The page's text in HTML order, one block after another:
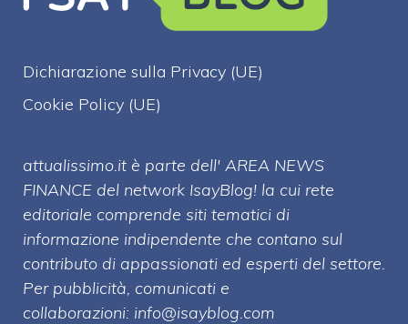
Dichiarazione sulla Privacy (UE)
Cookie Policy (UE)
attualissimo.it è parte dell' AREA NEWS
FINANCE del network IsayBlog! la cui rete
editoriale comprende siti tematici di
informazione indipendente che contano sul
contributo di appassionati ed esperti del settore.
Per pubblicità, comunicati e
collaborazioni: info@isayblog.com